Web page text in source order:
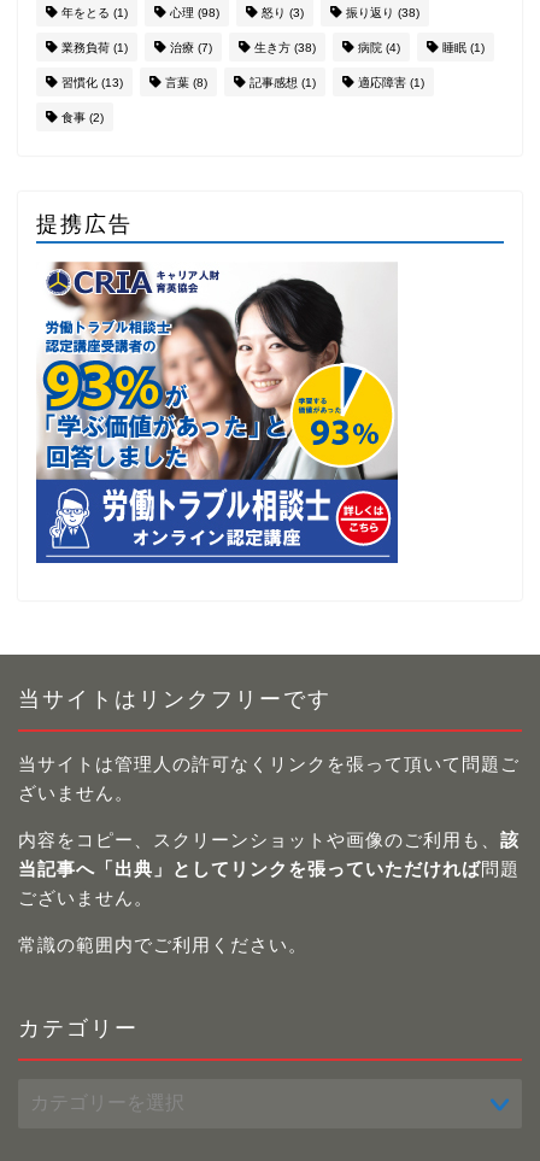
年をとる (1) 心理 (98) 怒り (3) 振り返り (38)
業務負荷 (1) 治療 (7) 生き方 (38) 病院 (4) 睡眠 (1)
習慣化 (13) 言葉 (8) 記事感想 (1) 適応障害 (1)
食事 (2)
提携広告
当サイトはリンクフリーです
当サイトは管理人の許可なくリンクを張って頂いて問題ご
ざいません。
内容をコピー、スクリーンショットや画像のご利用も、 該
当記事へ「出典」としてリンクを張っていただければ問題
ございません。
常識の範囲内でご利用ください。
カテゴリー
テ